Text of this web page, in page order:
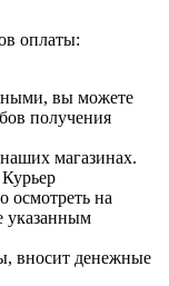
оплаты:
вы можете
получения
магазинах.
осмотреть на
указанным
вносит денежные